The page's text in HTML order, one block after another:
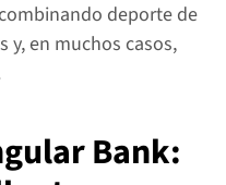
deporte de
y, en muchos casos,
Bank: